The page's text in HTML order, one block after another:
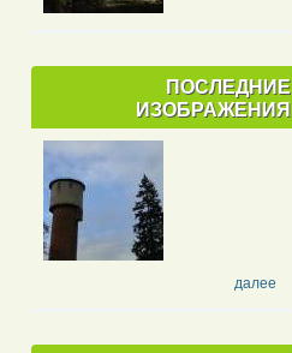
ПОСЛЕДНИЕ
ИЗОБРАЖЕНИЯ
далее